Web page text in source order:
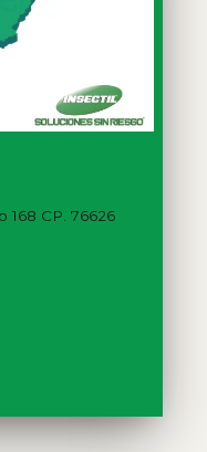
168 CP. 76626